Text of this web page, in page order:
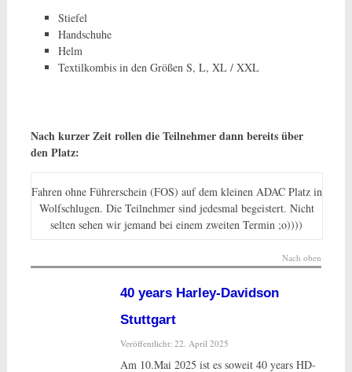
Stiefel
Handschuhe
Helm
Textilkombis in den Größen S, L, XL / XXL
Nach kurzer Zeit rollen die Teilnehmer dann bereits über
den Platz:
Fahren ohne Führerschein (FOS) auf dem kleinen ADAC Platz in
Wolfschlugen. Die Teilnehmer sind jedesmal begeistert. Nicht
selten sehen wir jemand bei einem zweiten Termin ;o))))
Nach oben
40 years Harley-Davidson
Stuttgart
Veröffentlicht: 22. April 2025
Am 10.Mai 2025 ist es soweit 40 years HD-